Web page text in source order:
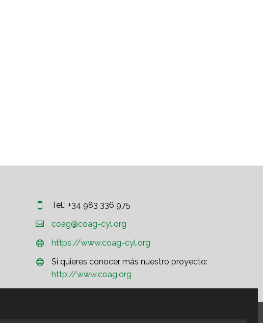

 Tel.: +34 983 336 975

 coag@coag-cyl.org

 https://www.coag-cyl.org


Si quieres conocer más nuestro proyecto:
http://www.coag.org